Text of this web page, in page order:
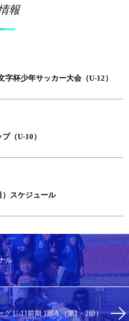
報
字杯少年サッカー大会（U-12）
（U-10）
スケジュール
ル
グ U-11前期 1部A （第1・2節）